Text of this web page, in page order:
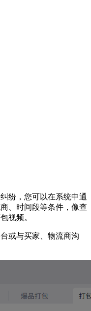
纷，您可以在系统中通
、时间段等条件，像查
视频。
或与买家、物流商沟